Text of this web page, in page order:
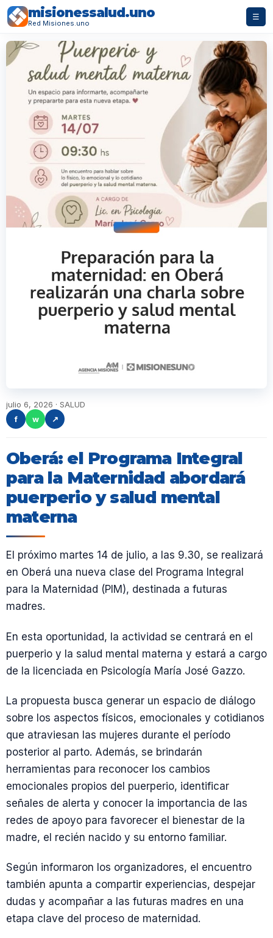
misionessalud.uno
Red Misiones.uno
☰
julio 6, 2026 · SALUD
f
w ↗
Oberá: el Programa Integral
para la Maternidad abordará
puerperio y salud mental
materna
El próximo martes 14 de julio, a las 9.30, se realizará
en Oberá una nueva clase del Programa Integral
para la Maternidad (PIM), destinada a futuras
madres.
En esta oportunidad, la actividad se centrará en el
puerperio y la salud mental materna y estará a cargo
de la licenciada en Psicología María José Gazzo.
La propuesta busca generar un espacio de diálogo
sobre los aspectos físicos, emocionales y cotidianos
que atraviesan las mujeres durante el período
posterior al parto. Además, se brindarán
herramientas para reconocer los cambios
emocionales propios del puerperio, identificar
señales de alerta y conocer la importancia de las
redes de apoyo para favorecer el bienestar de la
madre, el recién nacido y su entorno familiar.
Según informaron los organizadores, el encuentro
también apunta a compartir experiencias, despejar
dudas y acompañar a las futuras madres en una
etapa clave del proceso de maternidad.